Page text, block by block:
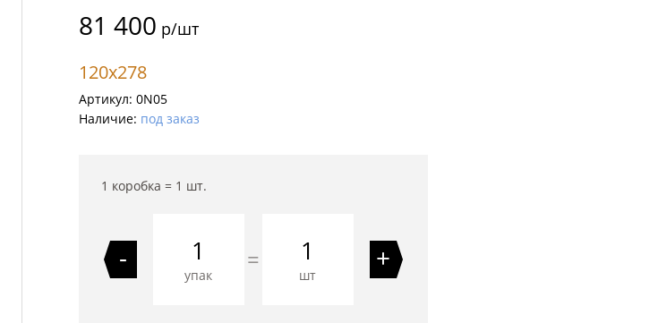
81 400 р/шт
120x278
Артикул: 0N05
Наличие: под заказ
1 коробка = 1 шт.
-
упак
= 1
шт
+